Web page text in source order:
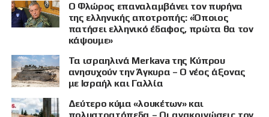
Ο Φλώρος επαναλαμβάνει τον πυρήνα
της ελληνικής αποτροπής: «Όποιος
πατήσει ελληνικό έδαφος, πρώτα θα τον
κάψουμε»
Τα ισραηλινά Merkava της Κύπρου
ανησυχούν την Άγκυρα – Ο νέος άξονας
με Ισραήλ και Γαλλία
Δεύτερο κύμα «λουκέτων» και